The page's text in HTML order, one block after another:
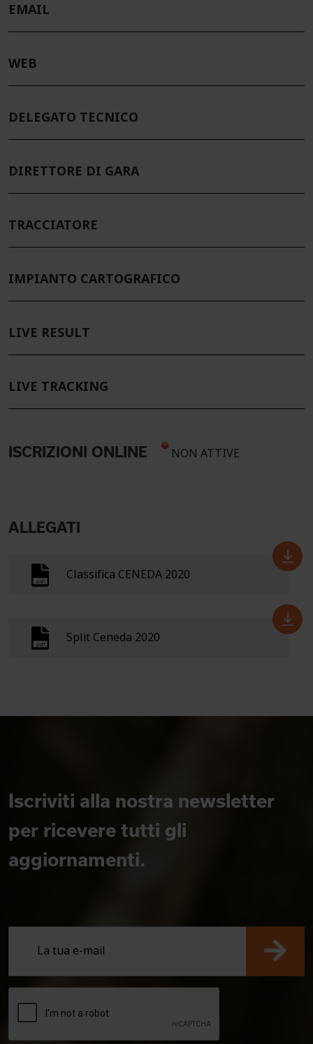
EMAIL
WEB
DELEGATO TECNICO
DIRETTORE DI GARA
TRACCIATORE
IMPIANTO CARTOGRAFICO
LIVE RESULT
LIVE TRACKING
ISCRIZIONI ONLINE NON ATTIVE
ALLEGATI
Classifica CENEDA 2020
Split Ceneda 2020
Iscriviti alla nostra newsletter
per ricevere tutti gli
aggiornamenti.